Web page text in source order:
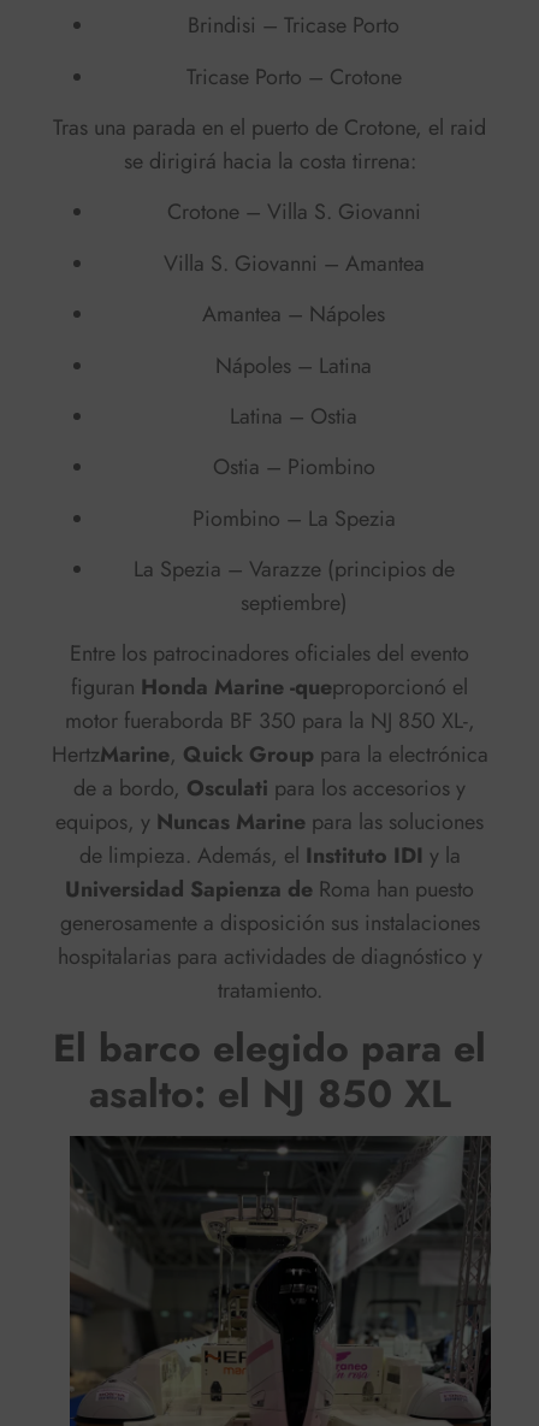
Brindisi – Tricase Porto
Tricase Porto – Crotone
Tras una parada en el puerto de Crotone, el raid
se dirigirá hacia la costa tirrena:
Crotone – Villa S. Giovanni
Villa S. Giovanni – Amantea
Amantea – Nápoles
Nápoles – Latina
Latina – Ostia
Ostia – Piombino
Piombino – La Spezia
La Spezia – Varazze (principios de
septiembre)
Entre los patrocinadores oficiales del evento
figuran Honda Marine -queproporcionó el
motor fueraborda BF 350 para la NJ 850 XL-,
HertzMarine, Quick Group para la electrónica
de a bordo, Osculati para los accesorios y
equipos, y Nuncas Marine para las soluciones
de limpieza. Además, el Instituto IDI y la
Universidad Sapienza de Roma han puesto
generosamente a disposición sus instalaciones
hospitalarias para actividades de diagnóstico y
tratamiento.
El barco elegido para el
asalto: el NJ 850 XL